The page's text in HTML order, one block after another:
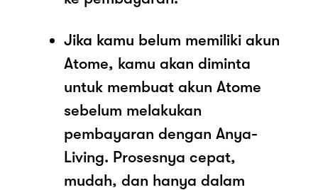
Jika kamu belum memiliki akun
Atome, kamu akan diminta
untuk membuat akun Atome
sebelum melakukan
pembayaran dengan Anya-
Living. Prosesnya cepat,
mudah, dan hanya dalam